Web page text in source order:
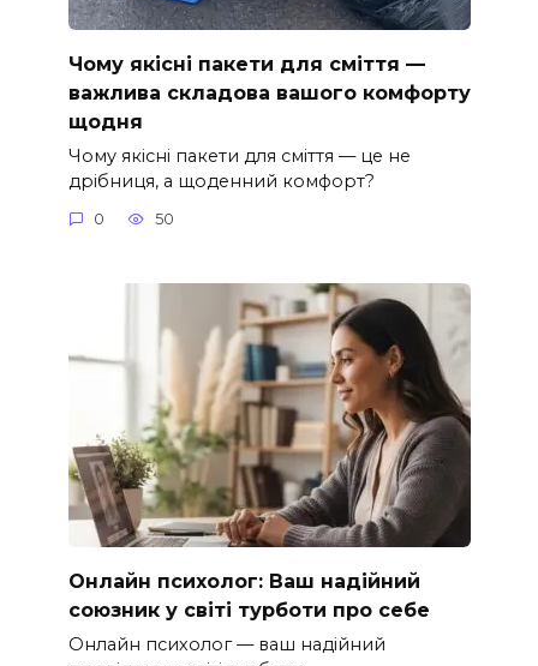
Чому якісні пакети для сміття —
важлива складова вашого комфорту
щодня
Чому якісні пакети для сміття — це не
дрібниця, а щоденний комфорт?
0 50
Онлайн психолог: Ваш надійний
союзник у світі турботи про себе
Онлайн психолог — ваш надійний